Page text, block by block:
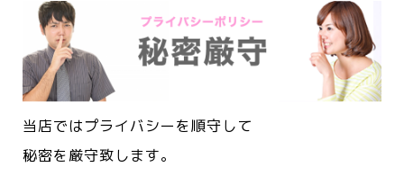
当店ではプライバシーを順守して
秘密を厳守致します。